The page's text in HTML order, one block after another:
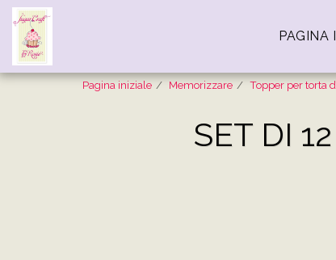
PAGINA
Pagina iniziale Memorizzare Topper per torta
SET DI